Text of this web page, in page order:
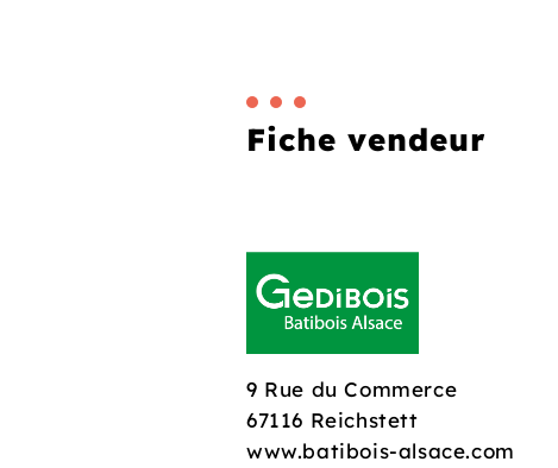
Fiche vendeur
9 Rue du Commerce
67116 Reichstett
www.batibois-alsace.com